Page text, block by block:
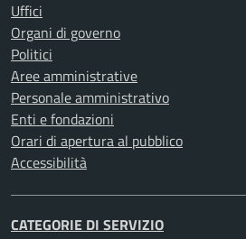
Uffici
Organi di governo
Politici
Aree amministrative
Personale amministrativo
Enti e fondazioni
Orari di apertura al pubblico
Accessibilità
CATEGORIE DI SERVIZIO